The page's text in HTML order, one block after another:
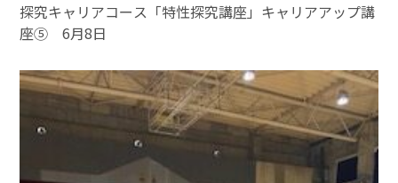
探究キャリアコース「特性探究講座」キャリアアップ講
座⑤ 6月8日